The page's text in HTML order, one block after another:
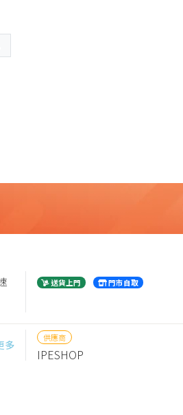
送貨上門 門市自取
多
供應商
IPESHOP